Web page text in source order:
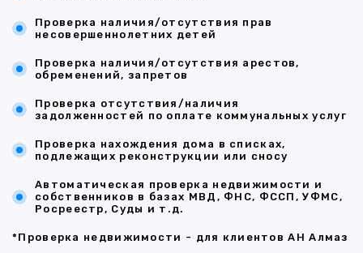
Проверка наличия/отсутствия прав
несовершеннолетних детей
Проверка наличия/отсутствия арестов,
обременений, запретов
Проверка отсутствия/наличия
задолженностей по оплате коммунальных услуг
Проверка нахождения дома в списках,
подлежащих реконструкции или сносу
Автоматическая проверка недвижимости и
собственников в базах МВД, ФНС, ФССП, УФМС,
Росреестр, Суды и т.д.
*Проверка недвижимости - для клиентов АН Алмаз